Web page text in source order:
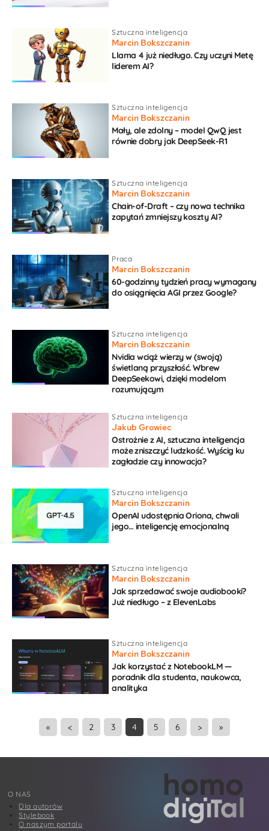
Sztuczna inteligencja
Marcin Bokszczanin
Llama 4 już niedługo. Czy uczyni Metę
liderem AI?
Sztuczna inteligencja
Marcin Bokszczanin
Mały, ale zdolny – model QwQ jest
równie dobry jak DeepSeek-R1
Sztuczna inteligencja
Marcin Bokszczanin
Chain-of-Draft – czy nowa technika
zapytań zmniejszy koszty AI?
Praca
Marcin Bokszczanin
60-godzinny tydzień pracy wymagany
do osiągnięcia AGI przez Google?
Sztuczna inteligencja
Marcin Bokszczanin
Nvidia wciąż wierzy w (swoją)
świetlaną przyszłość. Wbrew
DeepSeekowi, dzięki modelom
rozumującym
Sztuczna inteligencja
Jakub Growiec
Ostrożnie z AI, sztuczna inteligencja
może zniszczyć ludzkość. Wyścig ku
zagładzie czy innowacja?
Sztuczna inteligencja
Marcin Bokszczanin
OpenAI udostępnia Oriona, chwali
jego… inteligencję emocjonalną
Sztuczna inteligencja
Marcin Bokszczanin
Jak sprzedawać swoje audiobooki?
Już niedługo – z ElevenLabs
Sztuczna inteligencja
Marcin Bokszczanin
Jak korzystać z NotebookLM —
poradnik dla studenta, naukowca,
analityka
« < 2 3 4 5 6 > »
O NAS
Dla autorów
Stylebook
O naszym portalu